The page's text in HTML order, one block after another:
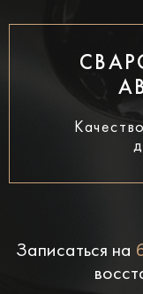
Записаться на